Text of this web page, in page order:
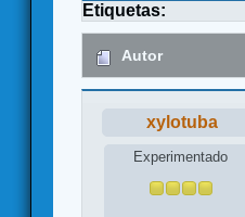
Etiquetas:
Autor
xylotuba
Experimentado